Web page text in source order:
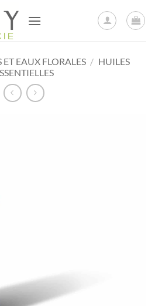
ET EAUX FLORALES / HUILES